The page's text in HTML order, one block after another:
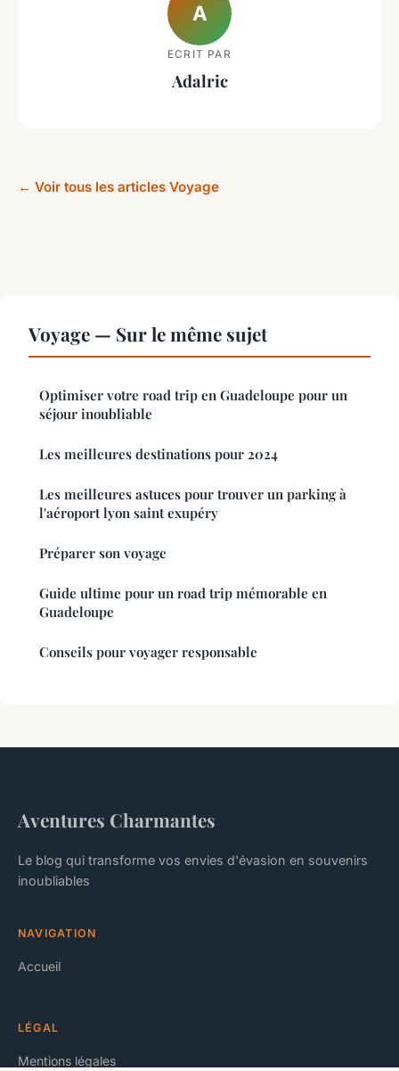
A
ECRIT PAR
Adalric
← Voir tous les articles Voyage
Voyage — Sur le même sujet
Optimiser votre road trip en Guadeloupe pour un
séjour inoubliable
Les meilleures destinations pour 2024
Les meilleures astuces pour trouver un parking à
l'aéroport lyon saint exupéry
Préparer son voyage
Guide ultime pour un road trip mémorable en
Guadeloupe
Conseils pour voyager responsable
Aventures Charmantes
Le blog qui transforme vos envies d'évasion en souvenirs
inoubliables
NAVIGATION
Accueil
LÉGAL
Mentions légales